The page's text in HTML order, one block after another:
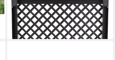
nur diesen Monat
-28%
lieferbar - in 3-4 Werktagen bei dir